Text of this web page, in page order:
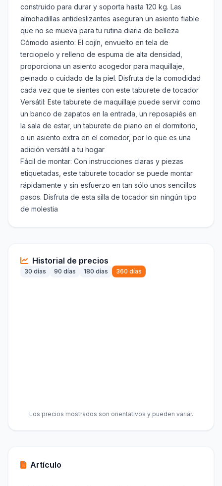
construido para durar y soporta hasta 120 kg. Las
almohadillas antideslizantes aseguran un asiento fiable
que no se mueva para tu rutina diaria de belleza
Cómodo asiento: El cojín, envuelto en tela de
terciopelo y relleno de espuma de alta densidad,
proporciona un asiento acogedor para maquillaje,
peinado o cuidado de la piel. Disfruta de la comodidad
cada vez que te sientes con este taburete de tocador
Versátil: Este taburete de maquillaje puede servir como
un banco de zapatos en la entrada, un reposapiés en
la sala de estar, un taburete de piano en el dormitorio,
o un asiento extra en el comedor, por lo que es una
adición versátil a tu hogar
Fácil de montar: Con instrucciones claras y piezas
etiquetadas, este taburete tocador se puede montar
rápidamente y sin esfuerzo en tan sólo unos sencillos
pasos. Disfruta de esta silla de tocador sin ningún tipo
de molestia
Historial de precios
30 días 90 días 180 días 360 días
Los precios mostrados son orientativos y pueden variar.
Artículo